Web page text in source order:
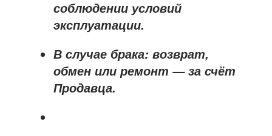
соблюдении условий
эксплуатации.
В случае брака: возврат,
обмен или ремонт —за счёт
Продавца.